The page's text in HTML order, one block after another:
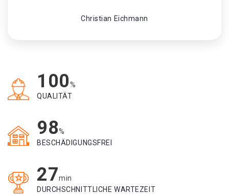
Christian Eichmann
100%
QUALITÄT
98%
BESCHÄDIGUNGSFREI
27min
DURCHSCHNITTLICHE WARTEZEIT